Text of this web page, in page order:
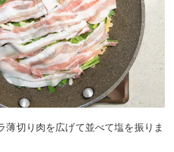
り肉を広げて並べて塩を振りま